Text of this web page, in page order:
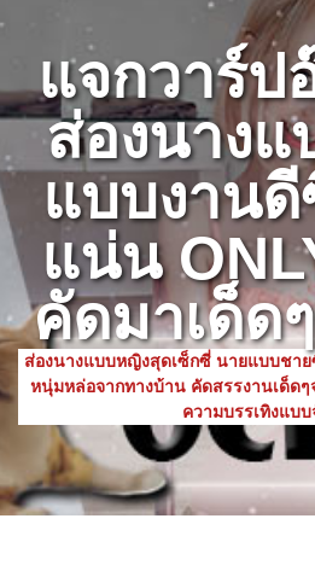
content
แจกวาร์ป
ส่องนางแ
แบบงาน
แน่น
คัดมาเด็ด
ส่องนางแบบหญิงสุดเซ็กซี่ นายแบบชา
หนุ่มหล่อจากทางบ้าน คัดสรรงานเด็ดๆ
ความบรรเทิงแบบ